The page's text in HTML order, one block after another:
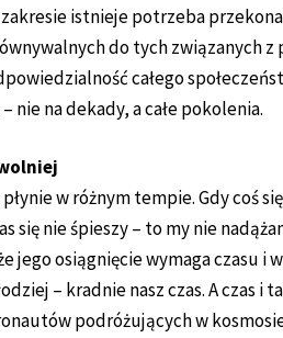
istnieje potrzeba
do tych związanych z
całego
nie na dekady, a całe pokolenia.
w różnym tempie. Gdy coś
się nie śpieszy – to my nie
osiągnięcie wymaga czasu i
– kradnie nasz czas. A czas i
podróżujących w